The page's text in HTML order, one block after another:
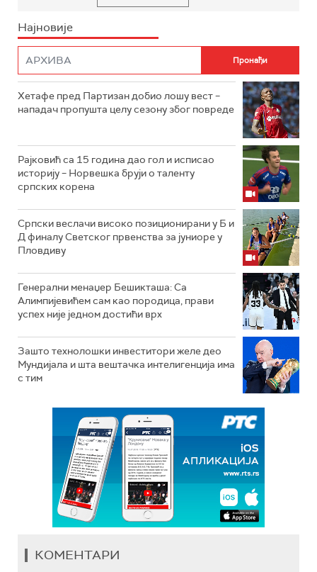
Најновије
Хетафе пред Партизан добио лошу вест –
нападач пропушта целу сезону због повреде
Рајковић са 15 година дао гол и исписао
историју – Норвешка бруји о таленту
српских корена
Српски веслачи високо позиционирани у Б и
Д финалу Светског првенства за јуниоре у
Пловдиву
Генерални менаџер Бешикташа: Са
Алимпијевићем сам као породица, прави
успех није једном достићи врх
Зашто технолошки инвеститори желе део
Мундијала и шта вештачка интелигенција има
с тим
КОМЕНТАРИ